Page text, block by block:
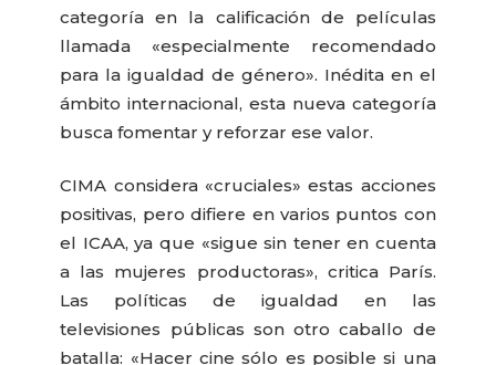
categoría en la calificación de películas
llamada «especialmente recomendado
para la igualdad de género». Inédita en el
ámbito internacional, esta nueva categoría
busca fomentar y reforzar ese valor.
CIMA considera «cruciales» estas acciones
positivas, pero difiere en varios puntos con
el ICAA, ya que «sigue sin tener en cuenta
a las mujeres productoras», critica París.
Las políticas de igualdad en las
televisiones públicas son otro caballo de
batalla: «Hacer cine sólo es posible si una